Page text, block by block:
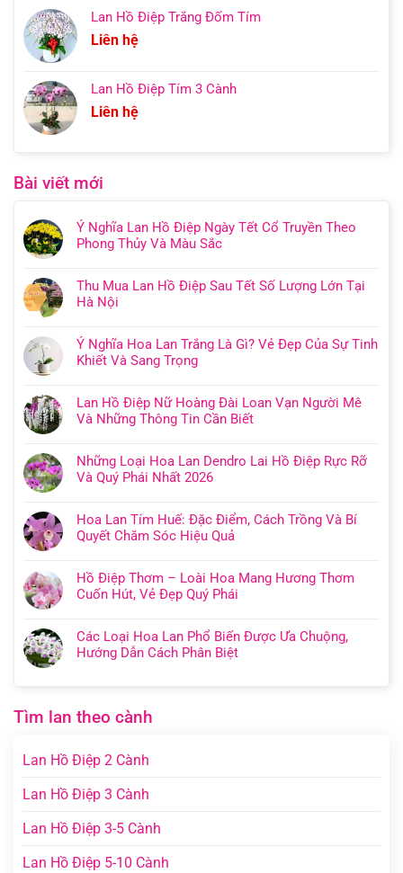
Lan Hồ Điệp Trắng Đốm Tím
Liên hệ
Lan Hồ Điệp Tím 3 Cành
Liên hệ
Bài viết mới
Ý Nghĩa Lan Hồ Điệp Ngày Tết Cổ Truyền Theo
Phong Thủy Và Màu Sắc
Thu Mua Lan Hồ Điệp Sau Tết Số Lượng Lớn Tại
Hà Nội
Ý Nghĩa Hoa Lan Trắng Là Gì? Vẻ Đẹp Của Sự Tinh
Khiết Và Sang Trọng
Lan Hồ Điệp Nữ Hoàng Đài Loan Vạn Người Mê
Và Những Thông Tin Cần Biết
Những Loại Hoa Lan Dendro Lai Hồ Điệp Rực Rỡ
Và Quý Phái Nhất 2026
Hoa Lan Tím Huế: Đặc Điểm, Cách Trồng Và Bí
Quyết Chăm Sóc Hiệu Quả
Hồ Điệp Thơm – Loài Hoa Mang Hương Thơm
Cuốn Hút, Vẻ Đẹp Quý Phái
Các Loại Hoa Lan Phổ Biến Được Ưa Chuộng,
Hướng Dẫn Cách Phân Biệt
Tìm lan theo cành
Lan Hồ Điệp 2 Cành
Lan Hồ Điệp 3 Cành
Lan Hồ Điệp 3-5 Cành
Lan Hồ Điệp 5-10 Cành